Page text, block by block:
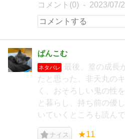
コメント(0) 2023/07/
ぱんこむ
ネタバレ
最後、篁の成長
たと思った。非天丸の
く、おそろしい鬼の性
と暮らし、持ち前の優
いていくところも読ん
ナイス ★11